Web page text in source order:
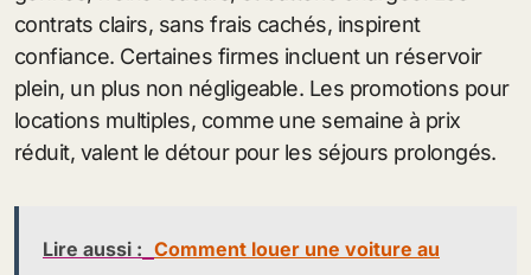
contrats clairs, sans frais cachés, inspirent
confiance. Certaines firmes incluent un réservoir
plein, un plus non négligeable. Les promotions pour
locations multiples, comme une semaine à prix
réduit, valent le détour pour les séjours prolongés.
Lire aussi : Comment louer une voiture au